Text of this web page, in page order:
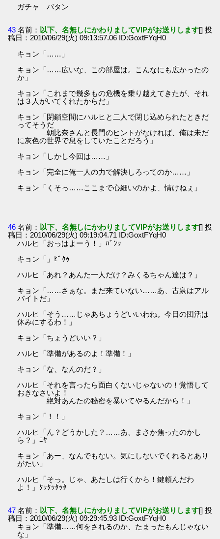
ガチャ バタン
43 名前： 以下、名無しにかわりましてVIPがお送りします[] 投
稿日：2010/06/29(火) 09:13:57.06 ID:GoxtFYqH0
キョン「……」
キョン「……広いな、この部屋は。こんなにも広かったの
か」
キョン「これまで幾多もの危機を乗り越えてきたが、それ
は３人がいてくれたからだ」
キョン「閉鎖空間にハルヒと二人で閉じ込められたときだ
ってそうだ
朝比奈さんと長門のヒントがなければ、俺は未だ
に灰色の世界で息をしていたことだろう」
キョン「しかし今回は……」
キョン「完全に俺一人の力で解決しろってのか……」
キョン「くそっ……ここまで心細いのかよ、情けねぇ」
46 名前： 以下、名無しにかわりましてVIPがお送りします[] 投
稿日：2010/06/29(火) 09:19:04.71 ID:GoxtFYqH0
ハルヒ「おっはよーう！」ﾊﾞﾝｯ
キョン「」ﾋﾞｸｩ
ハルヒ「あれ？あんた一人だけ？みくるちゃん達は？」
キョン「……さぁな。まだ来ていない……あ、古泉はアル
バイトだ」
ハルヒ「そう……じゃあちょうどいいわね。今日の団活は
休みにするわ！」
キョン「ちょうどいい？」
ハルヒ「準備があるのよ！準備！」
キョン「な、なんのだ？」
ハルヒ「それを言ったら面白くないじゃないの！覚悟して
おきなさいよ！
絶対あんたの秘密を暴いてやるんだから！」
キョン「！！」
ハルヒ「ん？どうかした？……あ、まさか焦ったのかし
ら？」ﾆﾔ
キョン「あー、なんでもない。気にしないでくれるとあり
がたい」
ハルヒ「そっ。じゃ、あたしは行くから！鍵頼んだわ
よ！」ﾀｯﾀｯﾀｯﾀ
47 名前： 以下、名無しにかわりましてVIPがお送りします[] 投
稿日：2010/06/29(火) 09:29:45.93 ID:GoxtFYqH0
キョン「準備……何をされるのか、たまったもんじゃない
な」